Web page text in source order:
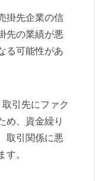
掛先企業の信
先の業績が悪
る可能性があ
引先にファク
め、資金繰り
取引関係に悪
す。